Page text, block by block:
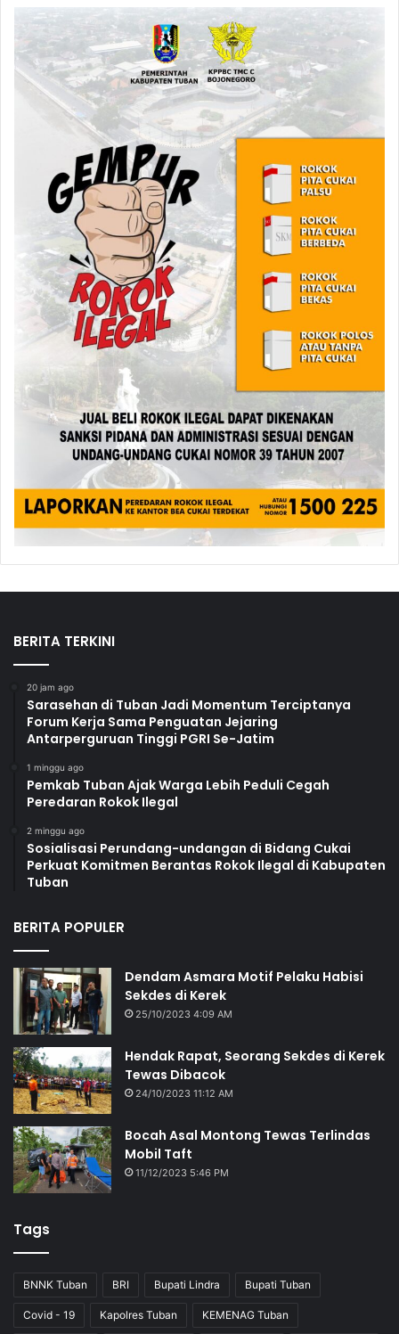
BERITA TERKINI
20 jam ago
Sarasehan di Tuban Jadi Momentum Terciptanya
Forum Kerja Sama Penguatan Jejaring
Antarperguruan Tinggi PGRI Se-Jatim
1 minggu ago
Pemkab Tuban Ajak Warga Lebih Peduli Cegah
Peredaran Rokok Ilegal
2 minggu ago
Sosialisasi Perundang-undangan di Bidang Cukai
Perkuat Komitmen Berantas Rokok Ilegal di Kabupaten
Tuban
BERITA POPULER
Dendam Asmara Motif Pelaku Habisi
Sekdes di Kerek
25/10/2023 4:09 AM
Hendak Rapat, Seorang Sekdes di Kerek
Tewas Dibacok
24/10/2023 11:12 AM
Bocah Asal Montong Tewas Terlindas
Mobil Taft
11/12/2023 5:46 PM
Tags
BNNK Tuban BRI Bupati Lindra Bupati Tuban
Covid - 19 Kapolres Tuban KEMENAG Tuban